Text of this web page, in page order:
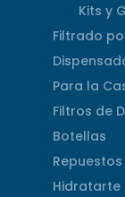
Kits y
Filtrado
Para la
Filtros de
Botellas
Repuestos
Hidratarte